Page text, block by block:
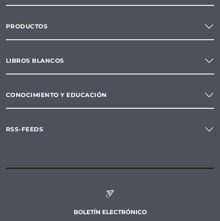
PRODUCTOS
LIBROS BLANCOS
CONOCIMIENTO Y EDUCACIÓN
RSS-FEEDS
BOLETÍN ELECTRÓNICO